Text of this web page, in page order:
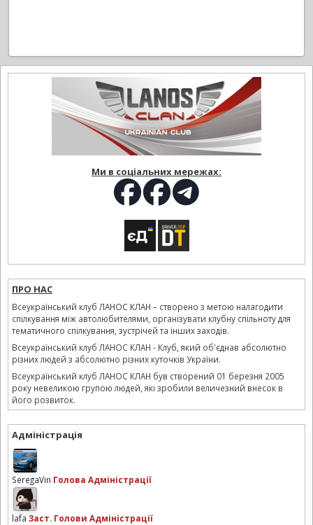
Ми в соціальних мережах:
ПРО НАС
Всеукраїнський клуб ЛАНОС КЛАН – створено з метою налагодити
спілкування між автолюбителями, організувати клубну спільноту для
тематичного спілкування, зустрічей та інших заходів.
Всеукраїнський клуб ЛАНОС КЛАН - Клуб, який об'єднав абсолютно
різних людей з абсолютно різних куточків України.
Всеукраїнський клуб ЛАНОС КЛАН був створений 01 березня 2005
року невеликою групою людей, які зробили величезний внесок в
його розвиток.
Адміністрація
SeregaVin Голова Адміністрації
lafa Заст. Голови Адміністрації